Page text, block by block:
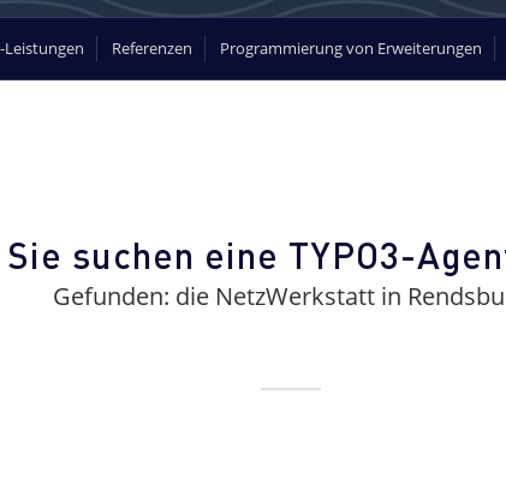
Leistungen Referenzen Programmierung von Erweiterungen
Sie suchen eine TYPO3-
Gefunden: die NetzWerkstatt in